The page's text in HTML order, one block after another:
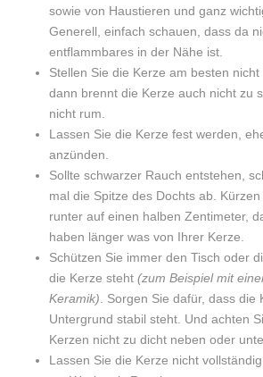
sowie von Haustieren und ganz
Generell, einfach schauen, dass da
entflammbares in der Nähe ist.
Stellen Sie die Kerze am besten nicht
dann brennt die Kerze auch nicht zu
nicht rum.
Lassen Sie die Kerze fest werden,
anzünden.
Sollte schwarzer Rauch entstehen,
mal die Spitze des Dochts ab.
runter auf einen halben Zentimeter,
haben länger was von Ihrer Kerze.
Schützen Sie immer den Tisch oder
die Kerze steht (zum Beispiel mit
Keramik) . Sorgen Sie dafür, dass die
Untergrund stabil steht. Und achten
Kerzen nicht zu dicht neben oder
Lassen Sie die Kerze nicht